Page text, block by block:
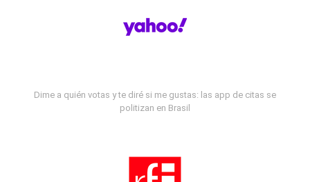
Dime a quién votas y te diré si me gustas: las app de citas se
politizan en Brasil